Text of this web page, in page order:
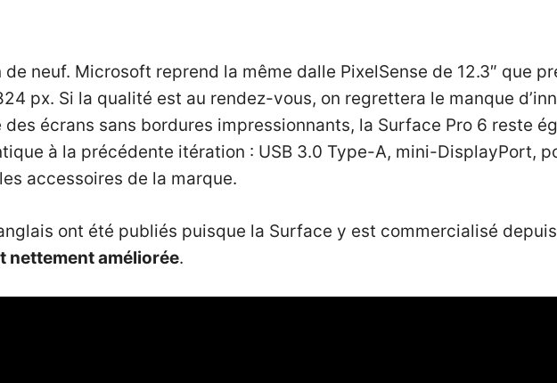
de neuf. Microsoft reprend la même dalle PixelSense de 12.3″ que
px. Si la qualité est au rendez-vous, on regrettera le manque
écrans sans bordures impressionnants, la Surface Pro 6 reste
à la précédente itération : USB 3.0 Type-A, mini-DisplayPort,
accessoires de la marque.
ont été publiés puisque la Surface y est commercialisé
nettement améliorée.